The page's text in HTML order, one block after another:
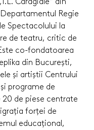
Regie
Spectacolului la
de teatru, critic de
co-fondatoarea
din București,
și artiștii Centrului
programe de
de piese centrate
forței de
educațional,